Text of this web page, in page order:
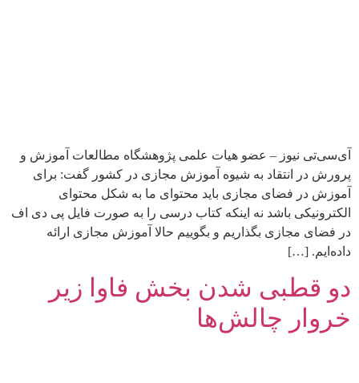
آی‌سی‌تی نیوز – عضو هیات علمی پژوهشگاه مطالعات آموزش و
پرورش در انتقاد به شیوه آموزش مجازی در کشور گفت: برای
آموزش در فضای مجازی باید محتوای ما به شکل محتوای
الکترونیکی باشد نه اینکه کتاب درسی را به صورت فایل پی دی اف
در فضای مجازی بگذاریم و بگوییم حالا آموزش مجازی ارائه
داده‌ایم. […]
دو قطبی شدن بخش فاوا زیر
خروار چالش‌ها